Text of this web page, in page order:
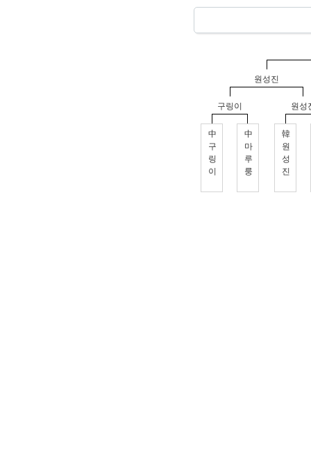
원성진
구링이
中
구
링
이
中
마
루
룽
원성
韓
원
성
진